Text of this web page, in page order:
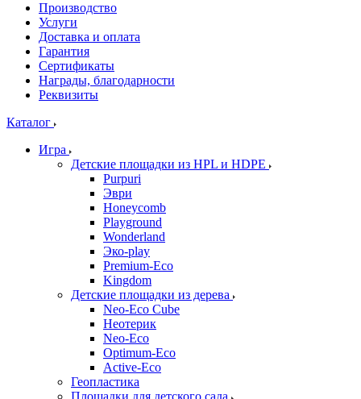
Производство
Услуги
Доставка и оплата
Гарантия
Сертификаты
Награды, благодарности
Реквизиты
Каталог
Игра
Детские площадки из HPL и HDPE
Purpuri
Эври
Honeycomb
Playground
Wonderland
Эко-play
Premium-Eco
Kingdom
Детские площадки из дерева
Neo-Eco Cube
Неотерик
Neo-Eco
Оptimum-Еco
Active-Eco
Геопластика
Площадки для детского сада